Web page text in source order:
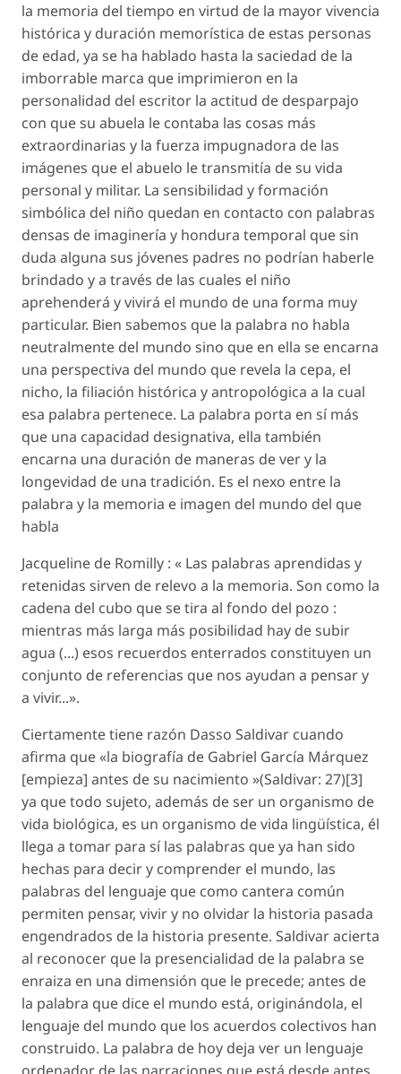
la memoria del tiempo en virtud de la mayor vivencia
histórica y duración memorística de estas personas
de edad, ya se ha hablado hasta la saciedad de la
imborrable marca que imprimieron en la
personalidad del escritor la actitud de desparpajo
con que su abuela le contaba las cosas más
extraordinarias y la fuerza impugnadora de las
imágenes que el abuelo le transmitía de su vida
personal y militar. La sensibilidad y formación
simbólica del niño quedan en contacto con palabras
densas de imaginería y hondura temporal que sin
duda alguna sus jóvenes padres no podrían haberle
brindado y a través de las cuales el niño
aprehenderá y vivirá el mundo de una forma muy
particular. Bien sabemos que la palabra no habla
neutralmente del mundo sino que en ella se encarna
una perspectiva del mundo que revela la cepa, el
nicho, la filiación histórica y antropológica a la cual
esa palabra pertenece. La palabra porta en sí más
que una capacidad designativa, ella también
encarna una duración de maneras de ver y la
longevidad de una tradición. Es el nexo entre la
palabra y la memoria e imagen del mundo del que
habla
Jacqueline de Romilly : « Las palabras aprendidas y
retenidas sirven de relevo a la memoria. Son como la
cadena del cubo que se tira al fondo del pozo :
mientras más larga más posibilidad hay de subir
agua (...) esos recuerdos enterrados constituyen un
conjunto de referencias que nos ayudan a pensar y
a vivir...».
Ciertamente tiene razón Dasso Saldivar cuando
afirma que«la biografía de Gabriel García Márquez
[empieza] antes de su nacimiento »(Saldivar: 27)[3]
ya que todo sujeto, además de ser un organismo de
vida biológica, es un organismo de vida lingüística, él
llega a tomar para sí las palabras que ya han sido
hechas para decir y comprender el mundo, las
palabras del lenguaje que como cantera común
permiten pensar, vivir y no olvidar la historia pasada
engendrados de la historia presente. Saldivar acierta
al reconocer que la presencialidad de la palabra se
enraiza en una dimensión que le precede; antes de
la palabra que dice el mundo está, originándola, el
lenguaje del mundo que los acuerdos colectivos han
construido. La palabra de hoy deja ver un lenguaje